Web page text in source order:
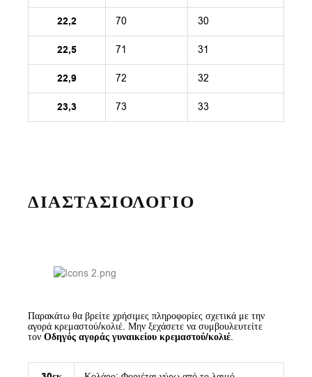
22,2 70 30
22,5 71 31
22,9 72 32
23,3 73 33
ΔΙΑΣΤΑΣΙΟΛΟΓΙΟ
Παρακάτω θα βρείτε χρήσιμες πληροφορίες σχετικά με την
αγορά κρεμαστού/κολιέ. Μην ξεχάσετε να συμβουλευτείτε
τον Οδηγός αγοράς γυναικείου κρεμαστού/κολιέ.